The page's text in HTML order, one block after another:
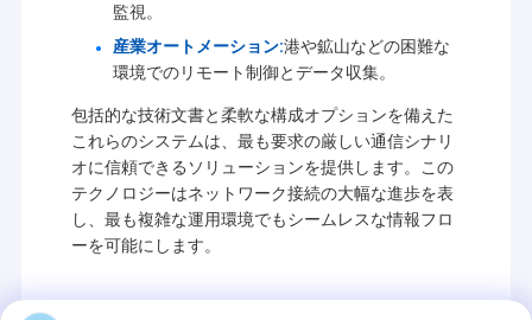
監視。
産業オートメーション:港や鉱山などの困難な
環境でのリモート制御とデータ収集。
包括的な技術文書と柔軟な構成オプションを備えた
これらのシステムは、最も要求の厳しい通信シナリ
オに信頼できるソリューションを提供します。この
テクノロジーはネットワーク接続の大幅な進歩を表
し、最も複雑な運用環境でもシームレスな情報フロ
ーを可能にします。